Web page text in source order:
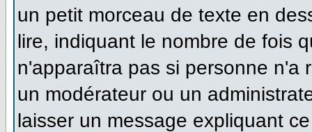
un petit morceau de texte en
lire, indiquant le nombre de fois
n'apparaîtra pas si personne n'a
un modérateur ou un
laisser un message expliquant